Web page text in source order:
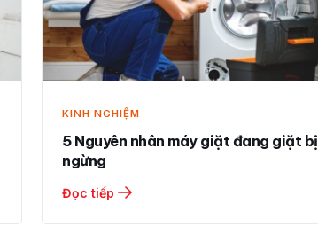
KINH NGHIỆM
5 Nguyên nhân máy giặt đang giặt bị
ngừng
Đọc tiếp